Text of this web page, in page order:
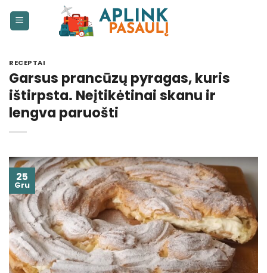
RECEPTAI
Garsus prancūzų pyragas, kuris
ištirpsta. Neįtikėtinai skanu ir
lengva paruošti
25
Gru